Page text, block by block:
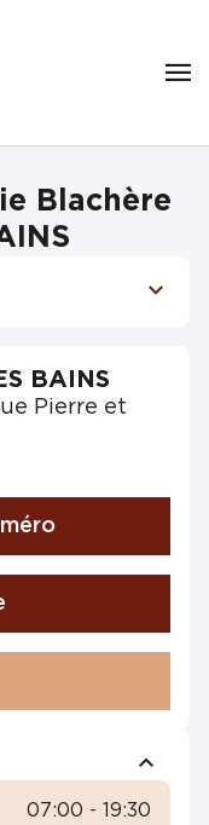
Blachère
BAINS
Pierre et
07:00 - 19:30